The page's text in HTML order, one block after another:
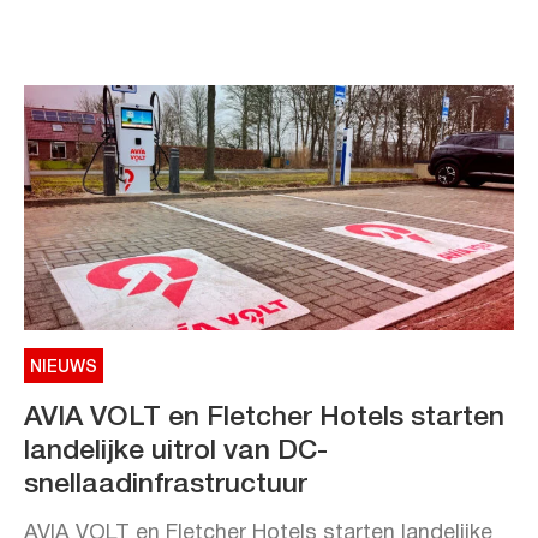
NIEUWS
AVIA VOLT en Fletcher Hotels starten
landelijke uitrol van DC-
snellaadinfrastructuur
AVIA VOLT en Fletcher Hotels starten landelijke